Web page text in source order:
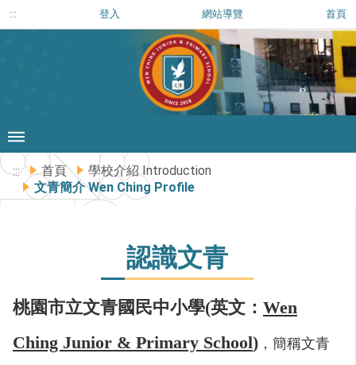
::: 登入 網站導覽 首頁
::: 首頁
學校介紹 Introduction
文青簡介 Wen Ching Profile
認識文青
桃園市立文青國民中小學(英文： Wen
Ching Junior & Primary School) ，簡稱文青